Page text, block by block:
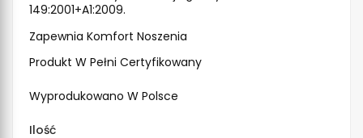
149:2001+A1:2009.
Zapewnia Komfort Noszenia
Produkt W Pełni Certyfikowany
Wyprodukowano W Polsce
Ilość